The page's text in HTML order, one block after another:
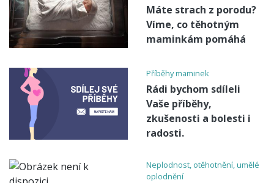
Máte strach z porodu?
Víme, co těhotným
maminkám pomáhá
Příběhy maminek
Rádi bychom sdíleli
Vaše příběhy,
zkušenosti a bolesti i
radosti.
Neplodnost, otěhotnění, umělé
oplodnění